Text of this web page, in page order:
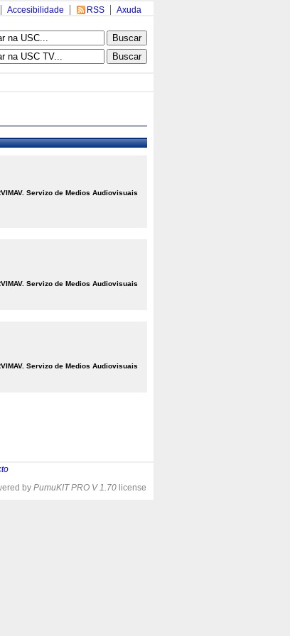
Axuda
RSS
Accesibilidade
Servizo de Medios Audiovisuais
Servizo de Medios Audiovisuais
Servizo de Medios Audiovisuais
by PumuKIT PRO V 1.70 license